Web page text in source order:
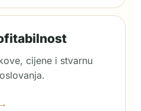
cijene i stvarnu